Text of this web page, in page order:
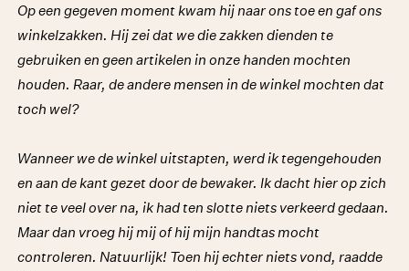
Op een gegeven moment kwam hij naar ons toe en gaf ons
winkelzakken. Hij zei dat we die zakken dienden te
gebruiken en geen artikelen in onze handen mochten
houden. Raar, de andere mensen in de winkel mochten dat
toch wel?
Wanneer we de winkel uitstapten, werd ik tegengehouden
en aan de kant gezet door de bewaker. Ik dacht hier op zich
niet te veel over na, ik had ten slotte niets verkeerd gedaan.
Maar dan vroeg hij mij of hij mijn handtas mocht
controleren. Natuurlijk! Toen hij echter niets vond, raadde